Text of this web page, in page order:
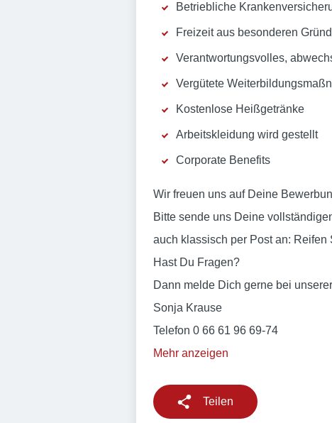
Betriebliche
Freizeit aus besonderen
Verantwortungsvolles,
Vergütete
Kostenlose Heißgetränke
Arbeitskleidung wird gestellt
Corporate Benefits
Wir freuen uns auf Deine
Bitte sende uns Deine
auch klassisch per Post an:
Hast Du Fragen?
Dann melde Dich gerne bei
Sonja Krause
Telefon 0 66 61 96 69-74
Mehr anzeigen
Teilen